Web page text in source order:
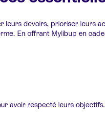
leurs devoirs, prioriser leurs
En offrant Mylibup en
avoir respecté leurs objectifs.